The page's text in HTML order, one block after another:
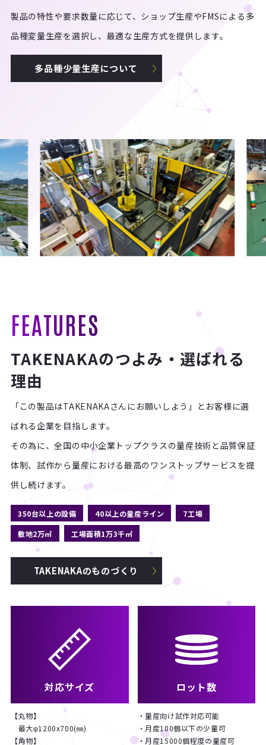
製品の特性や要求数量に応じて、ショップ生産やFMSによる多
品種変量生産を選択し、最適な生産方式を提供します。
多品種少量生産について
FEATURES
TAKENAKAのつよみ・選ばれる
理由
「この製品はTAKENAKAさんにお願いしよう」とお客様に選
ばれる企業を目指します。
その為に、全国の中小企業トップクラスの量産技術と品質保証
体制、 試作から量産における最高のワンストップサービスを提
供し続けます。
350台以上の設備 40以上の量産ライン
7工場
敷地2万㎡
工場面積1万3千㎡
TAKENAKAのものづくり
対応サイズ
【丸物】
最大φ1200x700(㎜)
【角物】
ロット数
・量産向け試作対応可能
・月産100個以下の少量可
・月産15000個程度の量産可